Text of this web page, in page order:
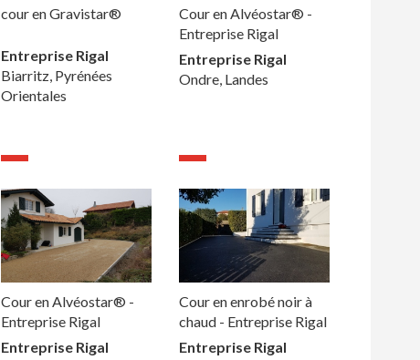
cour en Gravistar®
Entreprise Rigal
Biarritz, Pyrénées
Orientales
Cour en Alvéostar® -
Entreprise Rigal
Entreprise Rigal
Ondre, Landes
Cour en Alvéostar® -
Entreprise Rigal
Entreprise Rigal
Cour en enrobé noir à
chaud - Entreprise Rigal
Entreprise Rigal